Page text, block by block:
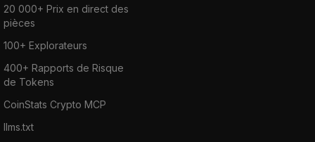
20 000+ Prix en direct des
pièces
100+ Explorateurs
400+ Rapports de Risque
de Tokens
CoinStats Crypto MCP
llms.txt